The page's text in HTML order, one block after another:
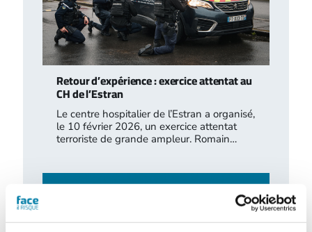
Retour d’expérience : exercice attentat au
CH de l’Estran
Le centre hospitalier de l’Estran a organisé,
le 10 février 2026, un exercice attentat
terroriste de grande ampleur. Romain…